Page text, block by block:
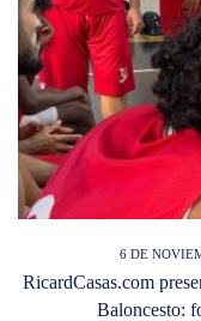
6 DE
RicardCasas.com
Baloncesto: